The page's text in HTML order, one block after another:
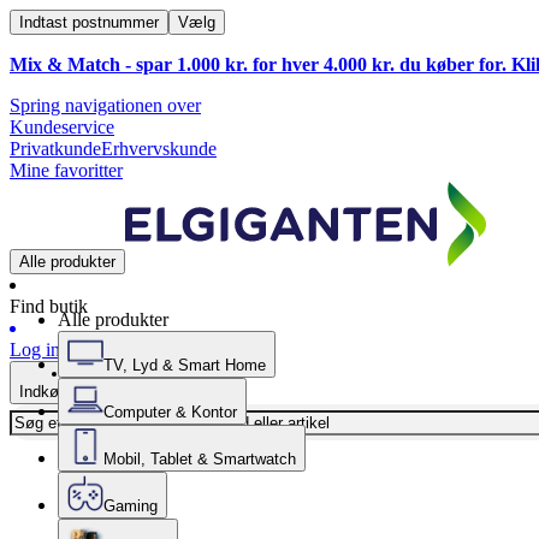
Indtast postnummer Vælg
Mix & Match - spar 1.000 kr. for hver 4.000 kr. du køber for.
Spring navigationen over
Kundeservice
PrivatkundeErhvervskunde
Mine favoritter
Alle produkter
Find butik
Log ind
Indkøbskurv
Alle produkter
TV, Lyd & Smart Home
Computer & Kontor
Mobil, Tablet & Smartwatch
Gaming